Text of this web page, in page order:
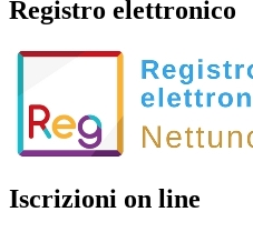
Registro elettronico
Iscrizioni on line